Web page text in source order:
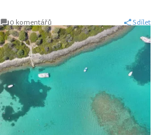
0 komentářů Sdílet